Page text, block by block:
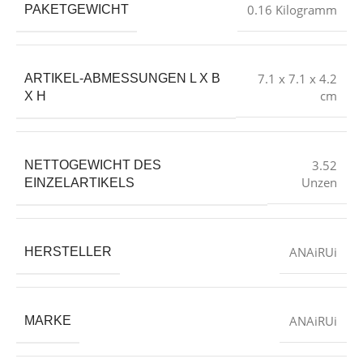
PAKETGEWICHT ‎0.16 Kilogramm
ARTIKEL-ABMESSUNGEN L X B
X H
‎7.1 x 7.1 x 4.2
cm
NETTOGEWICHT DES
EINZELARTIKELS
‎3.52
Unzen
HERSTELLER ‎ANAiRUi
MARKE ‎ANAiRUi